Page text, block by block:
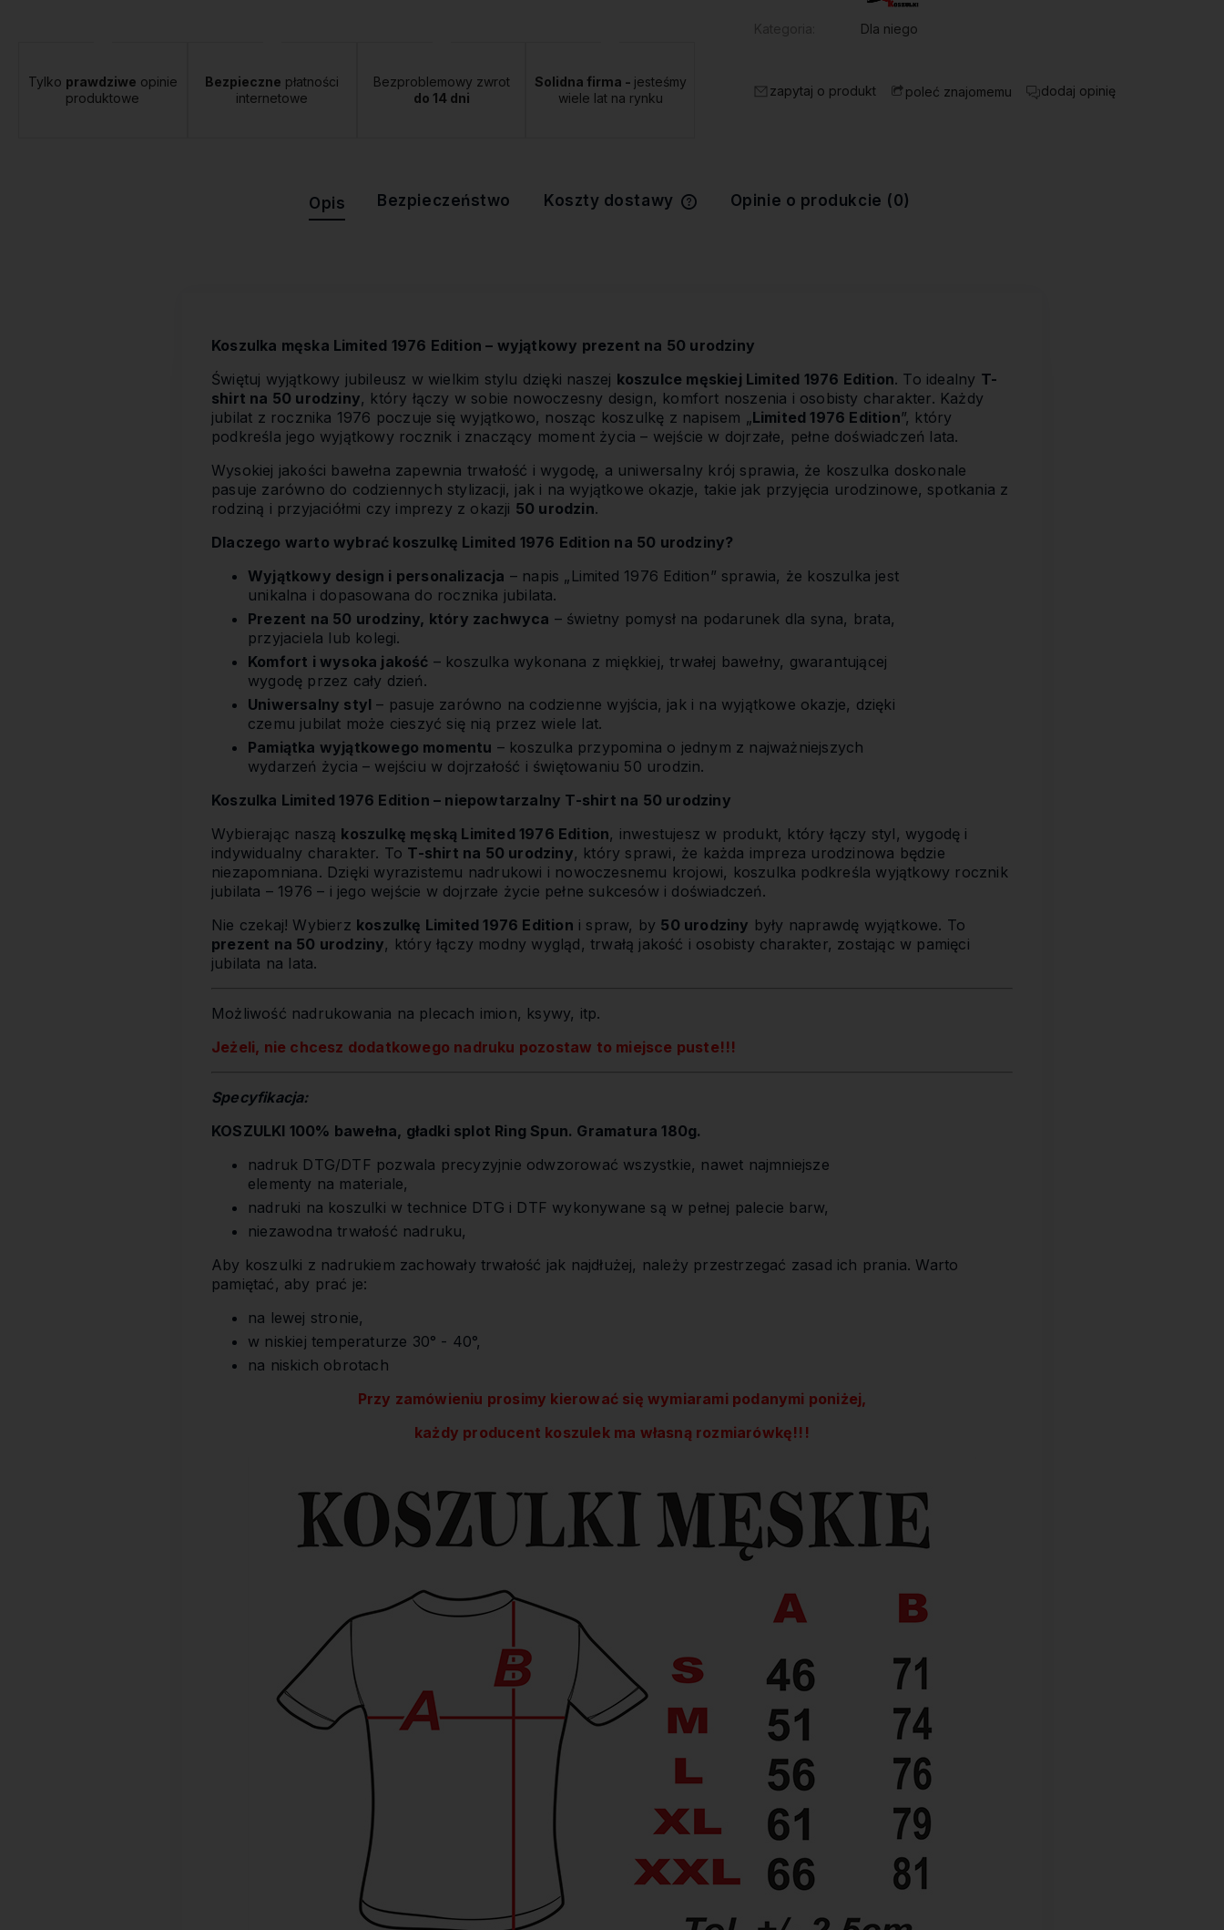
Tylko prawdziwe opinie
produktowe
Bezpieczne płatności
internetowe
Bezproblemowy zwrot
do 14 dni
Solidna firma - jesteśmy
wiele lat na rynku
Dla niego
zapytaj o produkt poleć znajomemu dodaj opinię
Opis Bezpieczeństwo Koszty dostawy Opinie o produkcie (0)
Koszulka męska Limited 1976 Edition – wyjątkowy prezent na 50 urodziny
Świętuj wyjątkowy jubileusz w wielkim stylu dzięki naszej koszulce męskiej Limited 1976 Edition. To idealny T-
shirt na 50 urodziny, który łączy w sobie nowoczesny design, komfort noszenia i osobisty charakter. Każdy
jubilat z rocznika 1976 poczuje się wyjątkowo, nosząc koszulkę z napisem „Limited 1976 Edition”, który
podkreśla jego wyjątkowy rocznik i znaczący moment życia – wejście w dojrzałe, pełne doświadczeń lata.
Wysokiej jakości bawełna zapewnia trwałość i wygodę, a uniwersalny krój sprawia, że koszulka doskonale
pasuje zarówno do codziennych stylizacji, jak i na wyjątkowe okazje, takie jak przyjęcia urodzinowe, spotkania z
rodziną i przyjaciółmi czy imprezy z okazji 50 urodzin.
Dlaczego warto wybrać koszulkę Limited 1976 Edition na 50 urodziny?
Wyjątkowy design i personalizacja – napis „Limited 1976 Edition” sprawia, że koszulka jest
unikalna i dopasowana do rocznika jubilata.
Prezent na 50 urodziny, który zachwyca – świetny pomysł na podarunek dla syna, brata,
przyjaciela lub kolegi.
Komfort i wysoka jakość – koszulka wykonana z miękkiej, trwałej bawełny, gwarantującej
wygodę przez cały dzień.
Uniwersalny styl – pasuje zarówno na codzienne wyjścia, jak i na wyjątkowe okazje, dzięki
czemu jubilat może cieszyć się nią przez wiele lat.
Pamiątka wyjątkowego momentu – koszulka przypomina o jednym z najważniejszych
wydarzeń życia – wejściu w dojrzałość i świętowaniu 50 urodzin.
Koszulka Limited 1976 Edition – niepowtarzalny T-shirt na 50 urodziny
Wybierając naszą koszulkę męską Limited 1976 Edition, inwestujesz w produkt, który łączy styl, wygodę i
indywidualny charakter. To T-shirt na 50 urodziny, który sprawi, że każda impreza urodzinowa będzie
niezapomniana. Dzięki wyrazistemu nadrukowi i nowoczesnemu krojowi, koszulka podkreśla wyjątkowy rocznik
jubilata – 1976 – i jego wejście w dojrzałe życie pełne sukcesów i doświadczeń.
Nie czekaj! Wybierz koszulkę Limited 1976 Edition i spraw, by 50 urodziny były naprawdę wyjątkowe. To
prezent na 50 urodziny, który łączy modny wygląd, trwałą jakość i osobisty charakter, zostając w pamięci
jubilata na lata.
Możliwość nadrukowania na plecach imion, ksywy, itp.
Jeżeli, nie chcesz dodatkowego nadruku pozostaw to miejsce puste!!!
Specyfikacja:
KOSZULKI 100% bawełna, gładki splot Ring Spun. Gramatura 180g.
nadruk DTG/DTF pozwala precyzyjnie odwzorować wszystkie, nawet najmniejsze
elementy na materiale,
nadruki na koszulki w technice DTG i DTF wykonywane są w pełnej palecie barw,
niezawodna trwałość nadruku,
Aby koszulki z nadrukiem zachowały trwałość jak najdłużej, należy przestrzegać zasad ich prania. Warto
pamiętać, aby prać je:
na lewej stronie,
w niskiej temperaturze 30° - 40°,
na niskich obrotach
Przy zamówieniu prosimy kierować się wymiarami podanymi poniżej,
każdy producent koszulek ma własną rozmiarówkę!!!